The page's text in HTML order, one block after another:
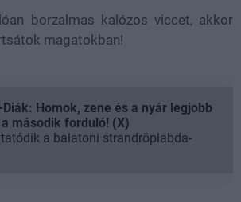
borzalmas kalózos viccet, akkor
magatokban!
Homok, zene és a nyár legjobb
második forduló! (X)
a balatoni strandröplabda-